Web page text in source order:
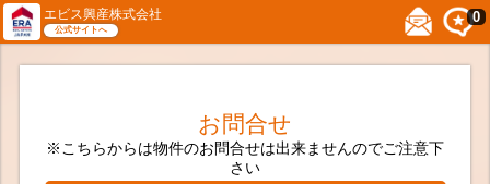
エビス興産株式会社
公式サイトへ
0
お問合せ
※こちらからは物件のお問合せは出来ませんのでご注意下
さい